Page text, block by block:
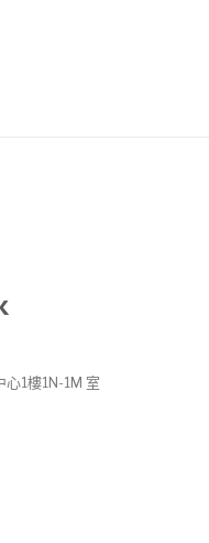
1樓1N-1M 室